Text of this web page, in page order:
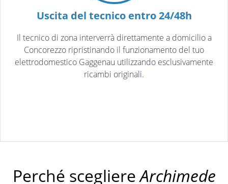
Uscita del tecnico entro 24/48h
Il tecnico di zona interverrà direttamente a domicilio a
Concorezzo ripristinando il funzionamento del tuo
elettrodomestico Gaggenau utilizzando esclusivamente
ricambi originali.
Perché scegliereArchimede